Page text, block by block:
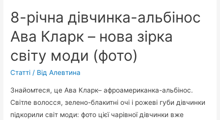
8-річна дівчинка-альбінос
Ава Кларк – нова зірка
світу моди (фото)
Статті / ВідАлевтина
Знайомтеся, це Ава Кларк– афроамериканка-альбінос.
Світле волосся, зелено-блакитні очі і рожеві губи дівчинки
підкорили світ моди: фото цієї чарівної дівчинки вже